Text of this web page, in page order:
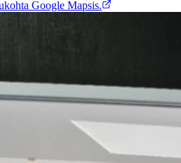
Google Mapsis.